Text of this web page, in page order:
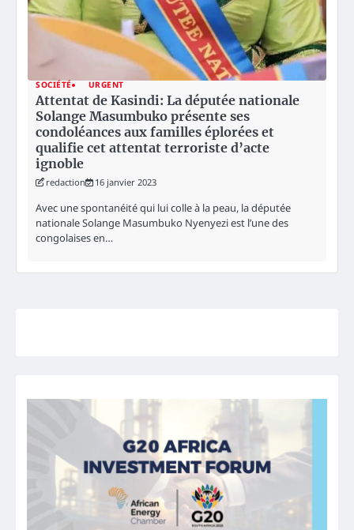
SOCIÉTÉ URGENT
Attentat de Kasindi: La députée nationale
Solange Masumbuko présente ses
condoléances aux familles éplorées et
qualifie cet attentat terroriste d’acte
ignoble
redaction 16 janvier 2023
Avec une spontanéité qui lui colle à la peau, la députée
nationale Solange Masumbuko Nyenyezi est l’une des
congolaises en…